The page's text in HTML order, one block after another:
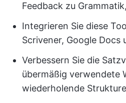
Feedback zu
Integrieren Sie diese
Scrivener, Google
Verbessern Sie die
übermäßig verwendete
wiederholende